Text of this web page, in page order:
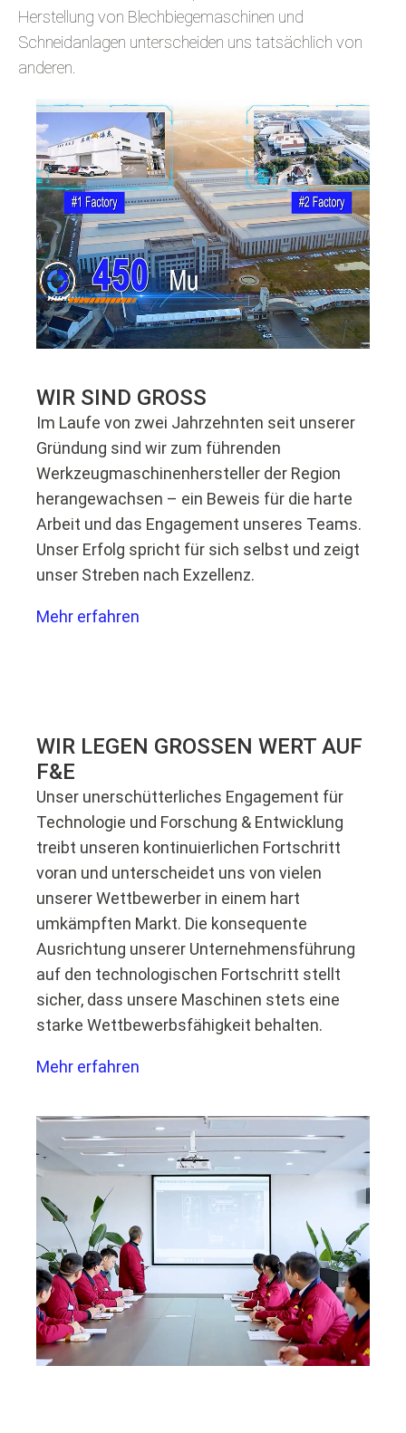
Herstellung von Blechbiegemaschinen und
Schneidanlagen unterscheiden uns tatsächlich von
anderen.
WIR SIND GROSS
Im Laufe von zwei Jahrzehnten seit unserer
Gründung sind wir zum führenden
Werkzeugmaschinenhersteller der Region
herangewachsen – ein Beweis für die harte
Arbeit und das Engagement unseres Teams.
Unser Erfolg spricht für sich selbst und zeigt
unser Streben nach Exzellenz.
Mehr erfahren
WIR LEGEN GROSSEN WERT AUF
F&E
Unser unerschütterliches Engagement für
Technologie und Forschung & Entwicklung
treibt unseren kontinuierlichen Fortschritt
voran und unterscheidet uns von vielen
unserer Wettbewerber in einem hart
umkämpften Markt. Die konsequente
Ausrichtung unserer Unternehmensführung
auf den technologischen Fortschritt stellt
sicher, dass unsere Maschinen stets eine
starke Wettbewerbsfähigkeit behalten.
Mehr erfahren